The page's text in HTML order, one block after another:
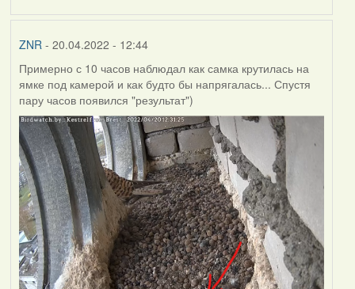
ZNR- 20.04.2022 - 12:44
Примерно с 10 часов наблюдал как самка крутилась на
ямке под камерой и как будто бы напрягалась... Спустя
пару часов появился "результат")